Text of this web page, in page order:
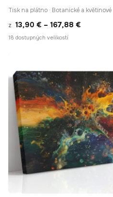
Tisk na plátno · Botanické a květinové
z 13,90 € – 167,88 €
167,88 €
18 dostupných velikostí